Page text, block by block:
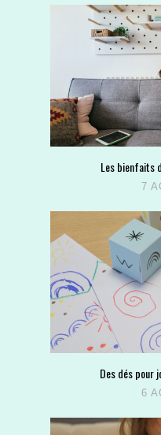
Les bienfaits
7
Des dés pour
6